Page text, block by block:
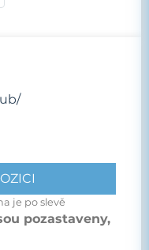
je po slevě
pozastaveny,